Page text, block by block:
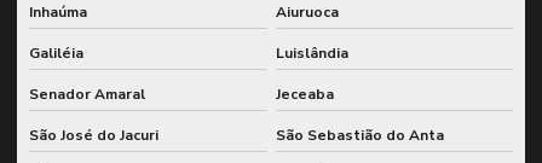
Inhaúma Aiuruoca
Galiléia Luislândia
Senador Amaral Jeceaba
São José do Jacuri São Sebastião do Anta